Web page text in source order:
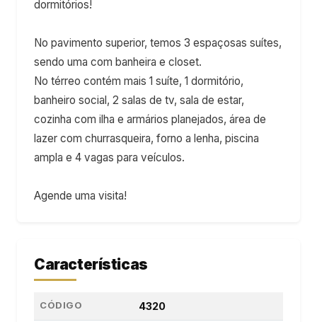
dormitórios!
No pavimento superior, temos 3 espaçosas suítes,
sendo uma com banheira e closet.
No térreo contém mais 1 suíte, 1 dormitório,
banheiro social, 2 salas de tv, sala de estar,
cozinha com ilha e armários planejados, área de
lazer com churrasqueira, forno a lenha, piscina
ampla e 4 vagas para veículos.
Agende uma visita!
Características
CÓDIGO 4320